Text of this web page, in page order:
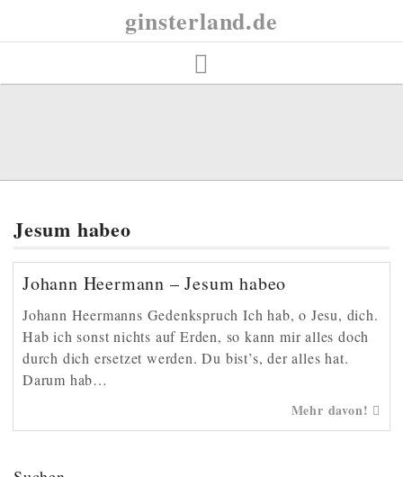
ginsterland.de
Jesum habeo
Johann Heermann – Jesum habeo
Johann Heermanns Gedenkspruch Ich hab, o Jesu, dich.
Hab ich sonst nichts auf Erden, so kann mir alles doch
durch dich ersetzet werden. Du bist’s, der alles hat.
Darum hab…
Mehr davon!